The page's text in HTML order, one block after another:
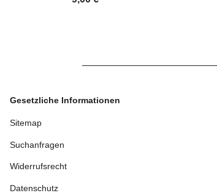
Gesetzliche Informationen
Sitemap
Suchanfragen
Widerrufsrecht
Datenschutz